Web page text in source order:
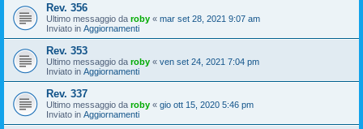
Rev. 356
Ultimo messaggio da roby « mar set 28, 2021 9:07 am
Inviato in Aggiornamenti
Rev. 353
Ultimo messaggio da roby « ven set 24, 2021 7:04 pm
Inviato in Aggiornamenti
Rev. 337
Ultimo messaggio da roby « gio ott 15, 2020 5:46 pm
Inviato in Aggiornamenti